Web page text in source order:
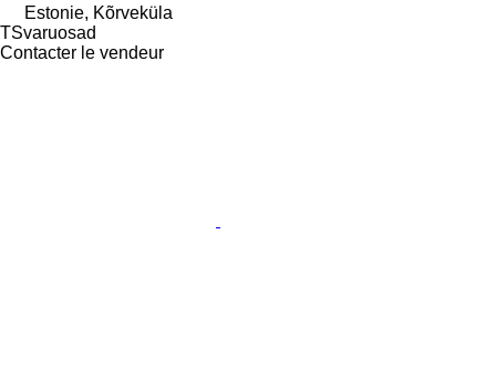
Estonie, Kõrveküla
TSvaruosad
Contacter le vendeur